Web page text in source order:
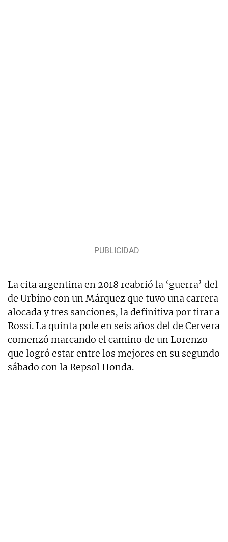
La cita argentina en 2018 reabrió la ‘guerra’ del
de Urbino con un Márquez que tuvo una carrera
alocada y tres sanciones, la definitiva por tirar a
Rossi. La quinta pole en seis años del de Cervera
comenzó marcando el camino de un Lorenzo
que logró estar entre los mejores en su segundo
sábado con la Repsol Honda.